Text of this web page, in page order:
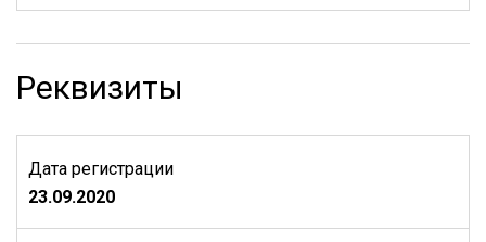
Реквизиты
Дата регистрации
23.09.2020